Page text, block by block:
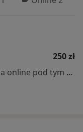
250 zł
Specjalista nie oferuje umawiania online pod tym adresem.